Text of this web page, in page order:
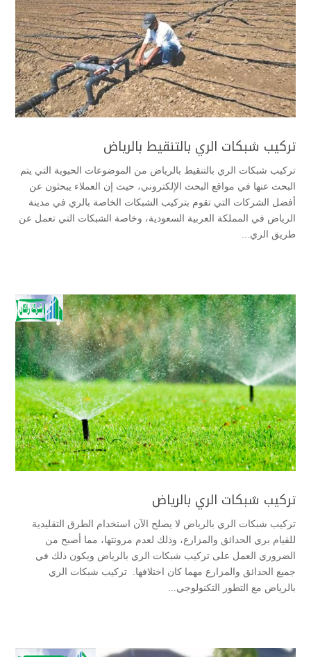
تركيب شبكات الري بالتنقيط بالرياض
تركيب شبكات الري بالتنقيط بالرياض من الموضوعات الحيوية التي يتم
البحث عنها في مواقع البحث الإلكتروني، حيث إن العملاء يبحثون عن
أفضل الشركات التي تقوم بتركيب الشبكات الخاصة بالري في مدينة
الرياض في المملكة العربية السعودية، وخاصة الشبكات التي تعمل عن
طريق الري...
تركيب شبكات الري بالرياض
تركيب شبكات الري بالرياض لا يصلح الآن استخدام الطرق التقليدية
للقيام بري الحدائق والمزارع، وذلك لعدم مرونتها، مما أصبح من
الضروري العمل على تركيب شبكات الري بالرياض ويكون ذلك في
جميع الحدائق والمزارع مهما كان اختلافها. تركيب شبكات الري
بالرياض مع التطور التكنولوجي...